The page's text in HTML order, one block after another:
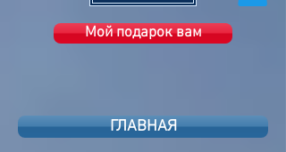
Мой подарок вам
ГЛАВНАЯ